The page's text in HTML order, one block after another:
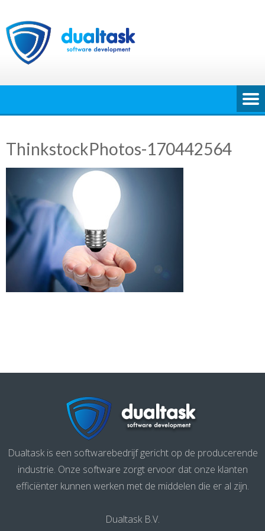
naar
de
inhoud
ThinkstockPhotos-170442564
Dualtask is een softwarebedrijf gericht op de producerende
industrie. Onze software zorgt ervoor dat onze klanten
efficiënter kunnen werken met de middelen die er al zijn.
Dualtask B.V.